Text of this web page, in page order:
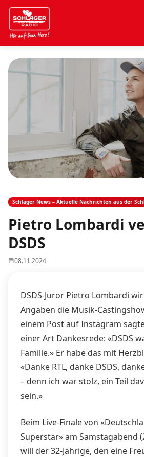
Schlager News – Aktuelle Nachrichten aus der
Pietro Lombardi
DSDS
08.11.2024
DSDS-Juror Pietro Lombardi
Angaben die Musik-
einem Post auf Instagram
einer Art Dankesrede: «DSDS
Familie.» Er habe das mit
«Danke RTL, danke DSDS,
– denn ich war stolz, ein Teil
sein.»
Beim Live-Finale von
Superstar» am Samstagabend
will der 32-Jährige, den eine